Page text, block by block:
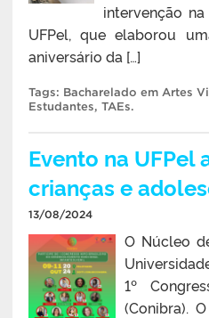
intervenção
UFPel, que elaborou
aniversário da […]
Tags: Bacharelado em Artes
Estudantes, TAEs.
Evento na
crianças e
13/08/2024
O Núcleo
1º
(Conibra).